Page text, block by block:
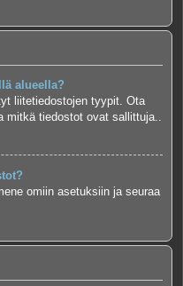
alueella?
liitetiedostojen tyypit. Ota
tiedostot ovat sallittuja..
omiin asetuksiin ja seuraa